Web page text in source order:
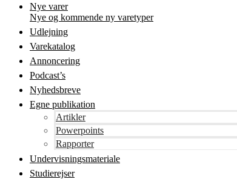
Nye varer
Nye og kommende ny varetyper
Udlejning
Varekatalog
Annoncering
Podcast’s
Nyhedsbreve
Egne publikation
Artikler
Powerpoints
Rapporter
Undervisningsmateriale
Studierejser